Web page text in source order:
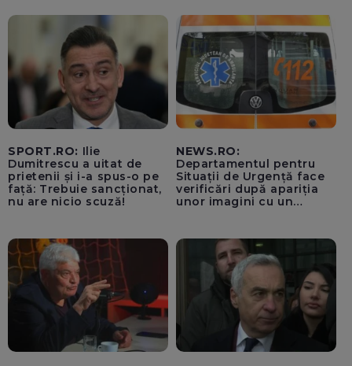
SPORT.RO: Ilie
Dumitrescu a uitat de
prietenii și i-a spus-o pe
față: Trebuie sancționat,
nu are nicio scuză!
NEWS.RO:
Departamentul pentru
Situații de Urgență face
verificări după apariția
unor imagini cu un
pentru cumpărături în
timp ce transporta un
pacient către spital